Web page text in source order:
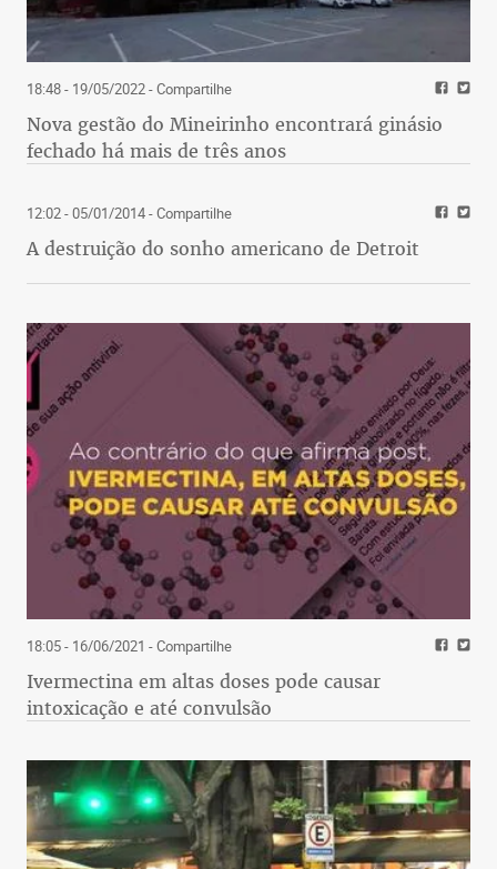
18:48 - 19/05/2022- Compartilhe
Nova gestão do Mineirinho encontrará ginásio
fechado há mais de três anos
12:02 - 05/01/2014- Compartilhe
A destruição do sonho americano de Detroit
18:05 - 16/06/2021 - Compartilhe
Ivermectina em altas doses pode causar
intoxicação e até convulsão